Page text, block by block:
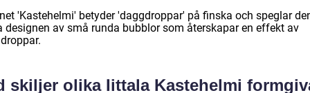
'Kastehelmi' betyder 'daggdroppar' på finska och speglar
designen av små runda bubblor som återskapar en effekt av
skiljer olika Iittala Kastehelmi